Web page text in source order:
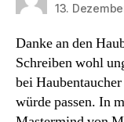
13.
Danke an den
Schreiben wohl
bei
würde passen. In